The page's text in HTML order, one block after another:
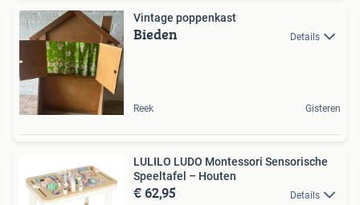
Vintage poppenkast
Bieden Details
Reek Gisteren
LULILO LUDO Montessori Sensorische
Speeltafel – Houten
€ 62,95 Details